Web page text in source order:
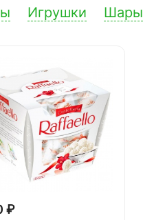
Игрушки Шары
₽